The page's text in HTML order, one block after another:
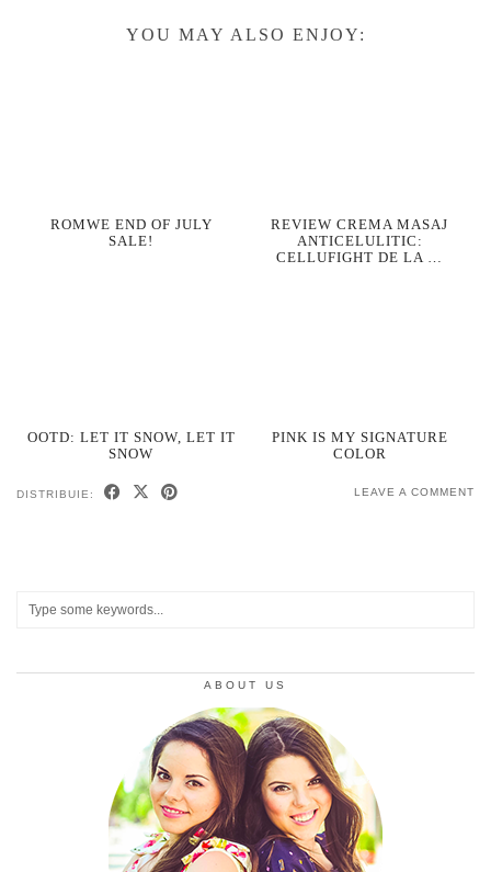
YOU MAY ALSO ENJOY:
ROMWE END OF JULY
SALE!
REVIEW CREMA MASAJ
ANTICELULITIC:
CELLUFIGHT DE LA …
OOTD: LET IT SNOW, LET IT
SNOW
PINK IS MY SIGNATURE
COLOR
DISTRIBUIE: LEAVE A COMMENT
ABOUT US